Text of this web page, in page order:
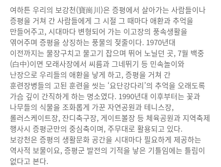
여하튼 우리의 보강천(寶崗川)은 증평에서 살아가는 사람들이나
증평을 거쳐 간 사람들에게 그 시절 그 때마다 애환과 추억을
만들어주고, 시대마다 변형되어 가는 이고장의 풍속생활을
엮어주며 증평을 상징하는 풍물의 젖줄이다. 1970년대
이전까지는 물장구치고 물고기 잡으며 뛰어 노닐던 곳, 7월 백중
(白中)이면 모래사장에서 씨름과 그네뛰기 등 민속놀이와
난장으로 우리들의 애환을 낳게 하고, 증평을 거쳐 간
훈련장병들의 고된 훈련을 씻는 ‘요단강다리’의 추억을 오래도록
가슴 깊이 간직하게 하는 명소였다. 1990년대 이후부터는 꽃과
나무들의 식물을 조화롭게 가꾼 자연공원과 테니스장,
롤러스케이트장, 잔디축구장, 게이트볼장 등 체육공원과 지역축제
행사시 증평군만의 중심축이며, 주무대로 활용되고 있다.
보강천은 증평의 생활문화 공간을 시대마다 필요하게 제공하는
역사적 보물이요, 증평군 발전의 기적을 낳은 기틀임에는 틀림이
없다고 본다.